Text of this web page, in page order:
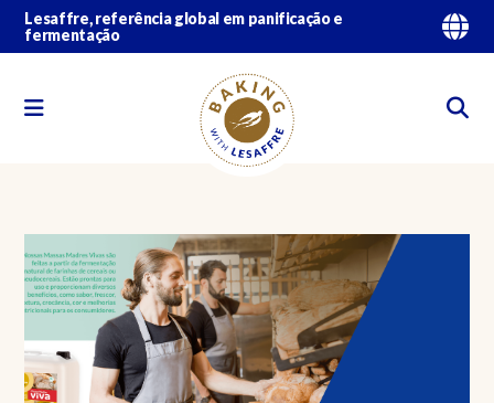
Lesaffre, referência global em panificação e
fermentação